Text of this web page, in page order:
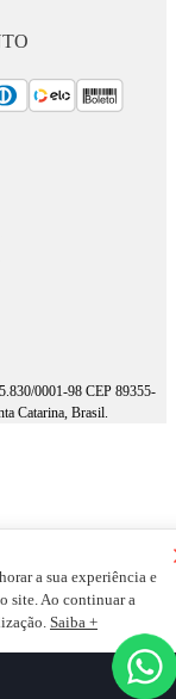
a sua experiência e
site. Ao continuar a
Saiba +
0001-98 CEP 89355-
Catarina, Brasil.